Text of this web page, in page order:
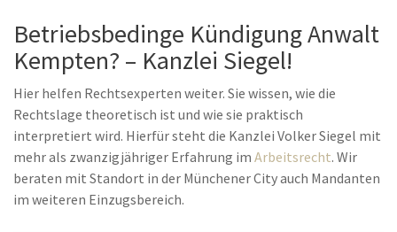
Betriebsbedinge Kündigung Anwalt
Kempten? – Kanzlei Siegel!
Hier helfen Rechtsexperten weiter. Sie wissen, wie die
Rechtslage theoretisch ist und wie sie praktisch
interpretiert wird. Hierfür steht die Kanzlei Volker Siegel mit
mehr als zwanzigjähriger Erfahrung im Arbeitsrecht. Wir
beraten mit Standort in der Münchener City auch Mandanten
im weiteren Einzugsbereich.